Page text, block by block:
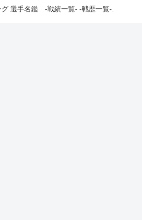
選手名鑑 -戦績一覧- -戦歴一覧-.